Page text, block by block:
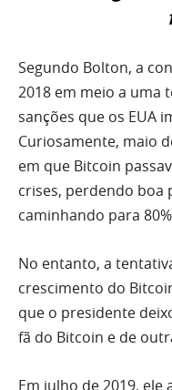
Segundo Bolton, a
2018 em meio a uma
sanções que os EUA
Curiosamente, maio
em que Bitcoin
crises, perdendo boa
caminhando para
No entanto, a
crescimento do
que o presidente
fã do Bitcoin e de
Em julho de 2019,